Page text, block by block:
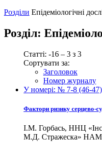
Розділи Епідеміологічні
Розділ:
Статті: -16 – 3 з 3
Сортувати за:
Заголовок
Номер журналу
У номері: № 7-8 (46-
Фактори ризику серцево-
І.М. Горбась, ННЦ
М.Д. Стражеска»